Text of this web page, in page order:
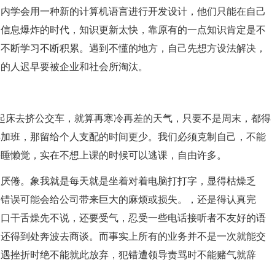
学会用一种新的计算机语言进行开发设计，他们只能在自己
息爆炸的时代，知识更新太快，靠原有的一点知识肯定是不
断学习不断积累。遇到不懂的地方，自己先想方设法解决，
人迟早要被企业和社会所淘汰。
床去挤公交车，就算再寒冷再差的天气，只要不是周末，都得
班，那留给个人支配的时间更少。我们必须克制自己，不能
懒觉，实在不想上课的时候可以逃课，自由许多。
倦。象我就是每天就是坐着对着电脑打打字，显得枯燥乏
误可能会给公司带来巨大的麻烦或损失。，还是得认真完
干舌燥先不说，还要受气，忍受一些电话接听者不友好的语
得到处奔波去商谈。而事实上所有的业务并不是一次就能交
挫折时绝不能就此放弃，犯错遭领导责骂时不能赌气就辞